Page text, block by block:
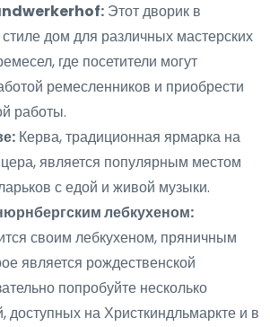
Этот дворик в
дом для различных мастерских
где посетители могут
ремесленников и приобрести
работы.
Керва, традиционная ярмарка на
является популярным местом
с едой и живой музыки.
лебкухеном:
своим лебкухеном, пряничным
является рождественской
попробуйте несколько
доступных на Христкиндльмаркте и в